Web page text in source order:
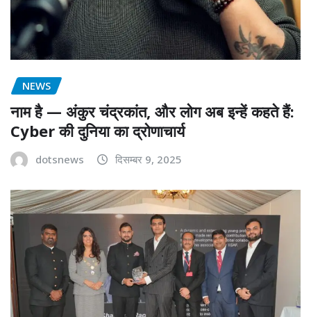
NEWS
नाम है — अंकुर चंद्रकांत, और लोग अब इन्हें कहते हैं:
Cyber की दुनिया का द्रोणाचार्य
dotsnews दिसम्बर 9, 2025